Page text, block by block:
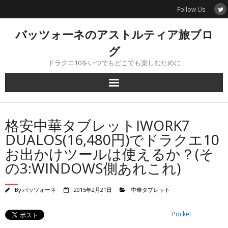
Follow Us
バッツォーネのアストルティア旅ブロ
グ
ドラクエ10をいつでもどこでも楽しむために
格安中華タブレットIWORK7
DUALOS(16,480円)でドラクエ10
お出かけツールは使えるか？(そ
の3:WINDOWS側あれこれ)
Byバッツォーネ 2015年2月21日 中華タブレット
Pocket